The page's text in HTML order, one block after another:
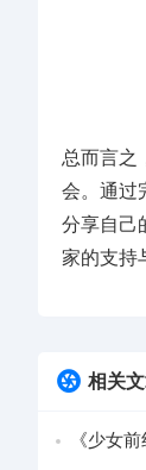
总而言之
会。通过
分享自己
家的支持
相关
《少女